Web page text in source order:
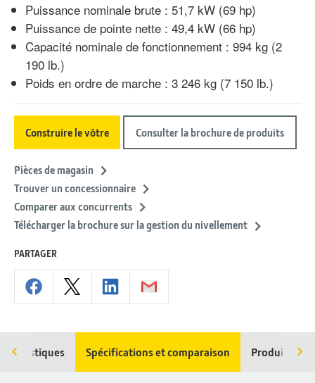
Puissance nominale brute : 51,7 kW (69 hp)
Puissance de pointe nette : 49,4 kW (66 hp)
Capacité nominale de fonctionnement : 994 kg (2
190 lb.)
Poids en ordre de marche : 3 246 kg (7 150 lb.)
Construire le vôtre Consulter la brochure de produits
Pièces de magasin
Trouver un concessionnaire
Comparer aux concurrents
Télécharger la brochure sur la gestion du nivellement
PARTAGER
Spécifications et comparaison Produits